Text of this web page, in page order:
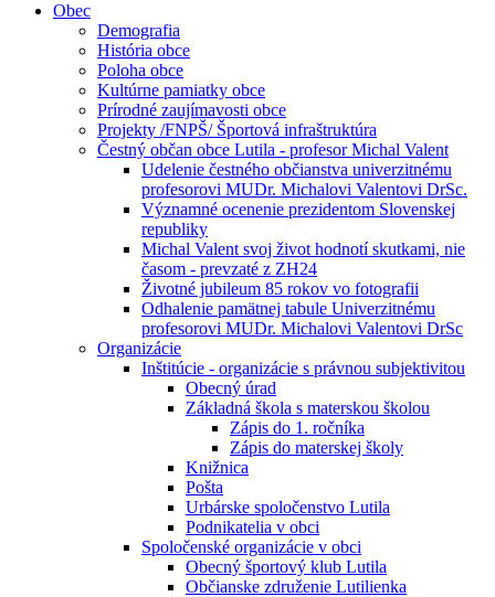
Obec
Demografia
História obce
Poloha obce
Kultúrne pamiatky obce
Prírodné zaujímavosti obce
Projekty /FNPŠ/ Športová infraštruktúra
Čestný občan obce Lutila - profesor Michal Valent
Udelenie čestného občianstva univerzitnému
profesorovi MUDr. Michalovi Valentovi DrSc.
Významné ocenenie prezidentom Slovenskej
republiky
Michal Valent svoj život hodnotí skutkami, nie
časom - prevzaté z ZH24
Životné jubileum 85 rokov vo fotografii
Odhalenie pamätnej tabule Univerzitnému
profesorovi MUDr. Michalovi Valentovi DrSc
Organizácie
Inštitúcie - organizácie s právnou subjektivitou
Obecný úrad
Základná škola s materskou školou
Zápis do 1. ročníka
Zápis do materskej školy
Knižnica
Pošta
Urbárske spoločenstvo Lutila
Podnikatelia v obci
Spoločenské organizácie v obci
Obecný športový klub Lutila
Občianske združenie Lutilienka